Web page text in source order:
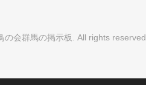
の会群馬の掲示板 . All rights reserved.